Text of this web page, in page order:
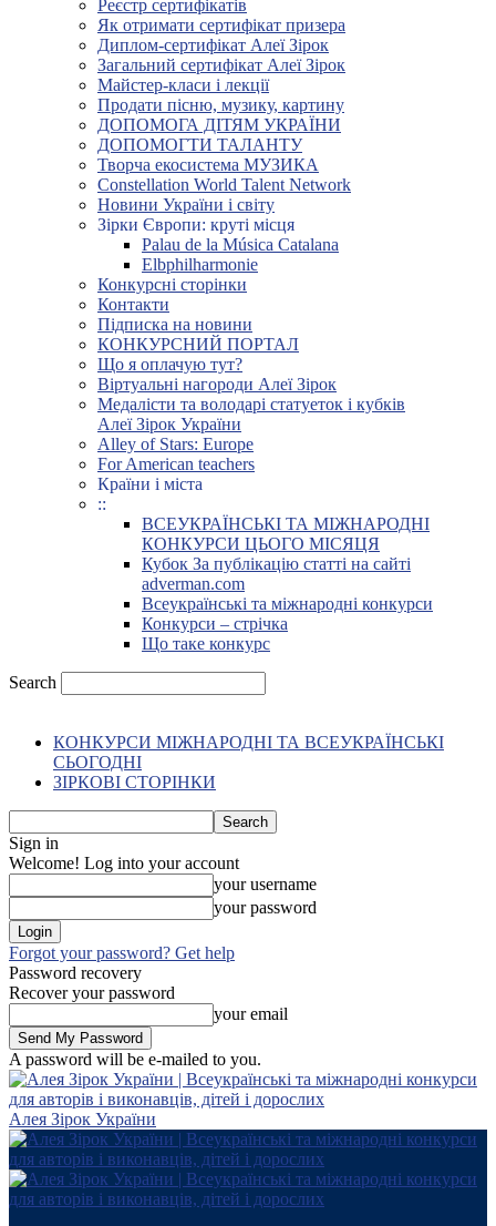
Реєстр сертифікатів
Як отримати сертифікат призера
Диплом-сертифікат Алеї Зірок
Загальний сертифікат Алеї Зірок
Майстер-класи і лекції
Продати пісню, музику, картину
ДОПОМОГА ДІТЯМ УКРАЇНИ
ДОПОМОГТИ ТАЛАНТУ
Творча екосистема МУЗИКА
Constellation World Talent Network
Новини України і світу
Зірки Європи: круті місця
Palau de la Música Catalana
Elbphilharmonie
Конкурсні сторінки
Контакти
Підписка на новини
КОНКУРСНИЙ ПОРТАЛ
Що я оплачую тут?
Віртуальні нагороди Алеї Зірок
Медалісти та володарі статуеток і кубків
Алеї Зірок України
Alley of Stars: Europe
For American teachers
Країни і міста
::
ВСЕУКРАЇНСЬКІ ТА МІЖНАРОДНІ
КОНКУРСИ ЦЬОГО МІСЯЦЯ
Кубок За публікацію статті на сайті
adverman.com
Всеукраїнські та міжнародні конкурси
Конкурси – стрічка
Що таке конкурс
Search
КОНКУРСИ МІЖНАРОДНІ ТА ВСЕУКРАЇНСЬКІ
СЬОГОДНІ
ЗІРКОВІ СТОРІНКИ
Sign in
Welcome! Log into your account
your username
your password
Forgot your password? Get help
Password recovery
Recover your password
your email
A password will be e-mailed to you.
Алея Зірок України